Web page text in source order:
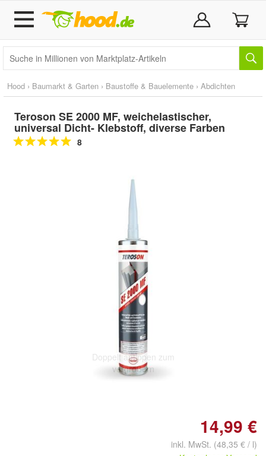
Hood › Baumarkt & Garten › Baustoffe & Bauelemente › Abdichten
Teroson SE 2000 MF, weichelastischer,
universal Dicht- Klebstoff, diverse Farben
8
Doppelt antippen zum
vergrößern
14,99 €
inkl. MwSt. (48,35 € / l)